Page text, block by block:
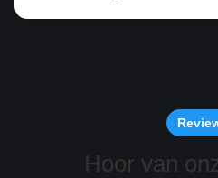
Hoor van